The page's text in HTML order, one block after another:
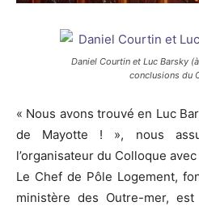
Daniel Courtin et Luc Barsky
conclusions du
« Nous avons trouvé en Luc
de Mayotte ! », nous
l’organisateur du Colloque
Le Chef de Pôle Logement,
ministère des Outre-mer,